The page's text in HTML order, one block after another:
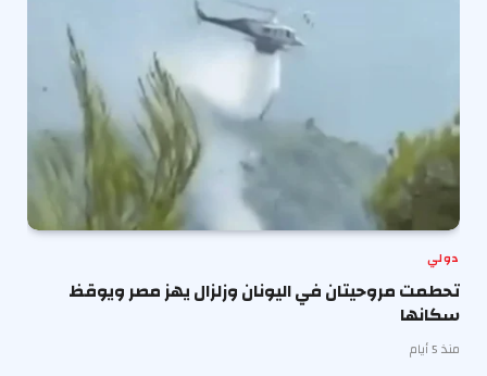
دولي
تحطمت مروحيتان في اليونان وزلزال يهز مصر ويوقظ
سكانها
منذ 5 أيام